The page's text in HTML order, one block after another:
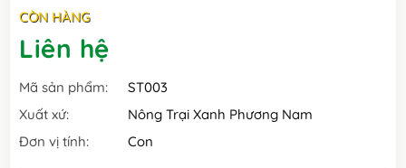
CÒN HÀNG
Liên hệ
Mã sản phẩm:
ST003
Xuất xứ:
Nông Trại Xanh Phương Nam
Đơn vị tính:
Con